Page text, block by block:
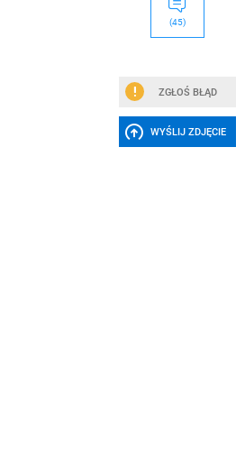
(45)
ZGŁOŚ BŁĄD
WYŚLIJ ZDJĘCIE